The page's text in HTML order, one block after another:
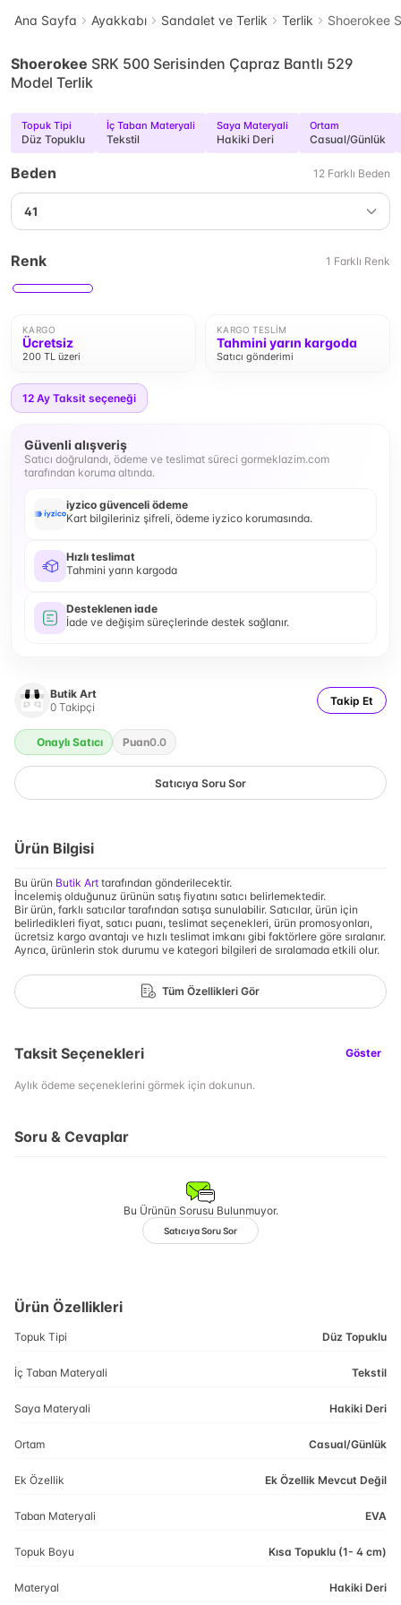
Ana Sayfa Ayakkabı Sandalet ve Terlik Terlik Shoerokee
Shoerokee SRK 500 Serisinden Çapraz Bantlı 529
Model Terlik
Topuk Tipi
Düz Topuklu
İç Taban Materyali
Tekstil
Saya Materyali
Hakiki Deri
Ortam
Casual/Günlük
Beden 12 Farklı Beden
41
Renk 1 Farklı Renk
KARGO
Ücretsiz
200 TL üzeri
KARGO TESLIM
Tahmini yarın kargoda
Satıcı gönderimi
12 Ay Taksit seçeneği
Güvenli alışveriş
Satıcı doğrulandı, ödeme ve teslimat süreci gormeklazim.com
tarafından koruma altında.
iyzico güvenceli ödeme
Kart bilgileriniz şifreli, ödeme iyzico korumasında.
Hızlı teslimat
Tahmini yarın kargoda
Desteklenen iade
İade ve değişim süreçlerinde destek sağlanır.
Butik Art
0 Takipçi Takip Et
Onaylı Satıcı Puan0.0
Satıcıya Soru Sor
Ürün Bilgisi
Bu ürün Butik Art tarafından gönderilecektir.
İncelemiş olduğunuz ürünün satış fiyatını satıcı belirlemektedir.
Bir ürün, farklı satıcılar tarafından satışa sunulabilir. Satıcılar, ürün için
belirledikleri fiyat, satıcı puanı, teslimat seçenekleri, ürün promosyonları,
ücretsiz kargo avantajı ve hızlı teslimat imkanı gibi faktörlere göre sıralanır.
Ayrıca, ürünlerin stok durumu ve kategori bilgileri de sıralamada etkili olur.
Tüm Özellikleri Gör
Taksit Seçenekleri Göster
Aylık ödeme seçeneklerini görmek için dokunun.
Soru & Cevaplar
Bu Ürünün Sorusu Bulunmuyor.
Satıcıya Soru Sor
Ürün Özellikleri
Topuk Tipi Düz Topuklu
İç Taban Materyali Tekstil
Saya Materyali Hakiki Deri
Ortam Casual/Günlük
Ek Özellik Ek Özellik Mevcut Değil
Taban Materyali EVA
Topuk Boyu Kısa Topuklu (1- 4 cm)
Materyal Hakiki Deri